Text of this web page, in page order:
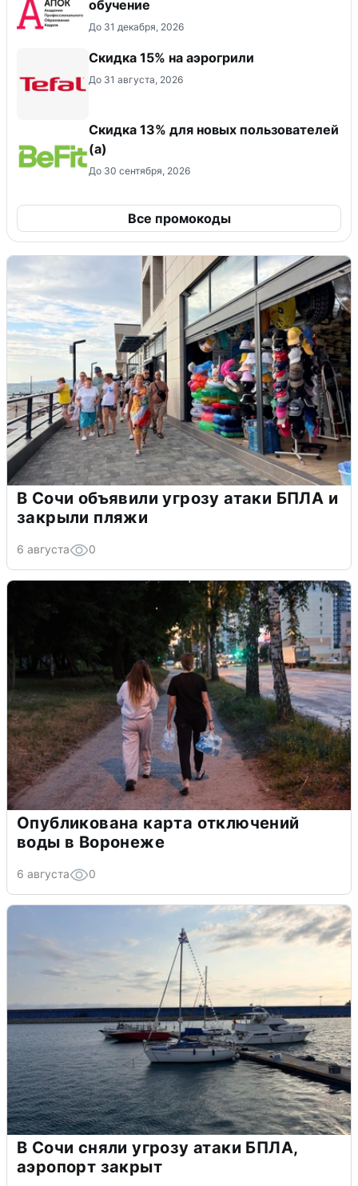
обучение
До 31 декабря, 2026
Скидка 15% на аэрогрили
До 31 августа, 2026
Скидка 13% для новых пользователей
(а)
До 30 сентября, 2026
Все промокоды
В Сочи объявили угрозу атаки БПЛА и
закрыли пляжи
6 августа 0
Опубликована карта отключений
воды в Воронеже
6 августа 0
В Сочи сняли угрозу атаки БПЛА,
аэропорт закрыт